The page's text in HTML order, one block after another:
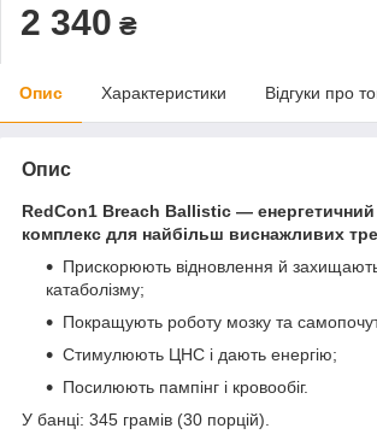
2 340 ₴
Опис Характеристики Відгуки про
Опис
RedCon1 Breach Ballistic —
комплекс для найбільш виснажливих
Прискорюють відновлення й
катаболізму;
Покращують роботу мозку та
Стимулюють ЦНС і дають енергію;
Посилюють пампінг і кровообіг.
У банці: 345 грамів (30 порцій).